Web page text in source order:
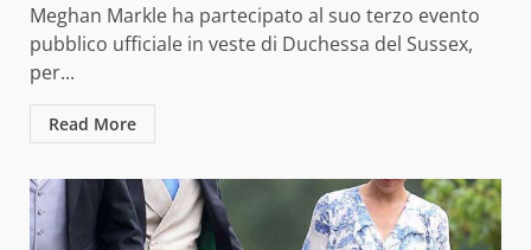
Meghan Markle ha partecipato al suo terzo evento
pubblico ufficiale in veste di Duchessa del Sussex,
per...
Read More